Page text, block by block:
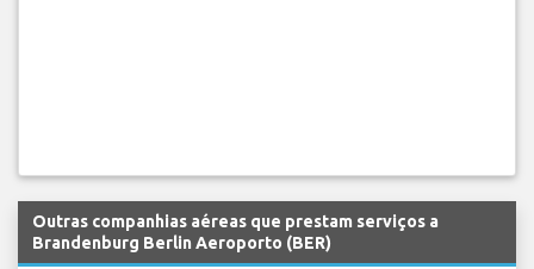
Outras companhias aéreas que prestam serviços a
Brandenburg Berlin Aeroporto (BER)